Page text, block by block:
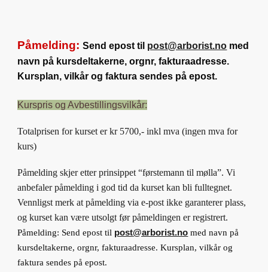
Påmelding:Send epost til post@arborist.no med
navn på kursdeltakerne, orgnr, fakturaadresse.
Kursplan, vilkår og faktura sendes på epost.
Kurspris og Avbestillingsvilkår:
Totalprisen for kurset er kr 5700,- inkl mva (ingen mva for
kurs)
Påmelding skjer etter prinsippet “førstemann til mølla”. Vi
anbefaler påmelding i god tid da kurset kan bli fulltegnet.
Vennligst merk at påmelding via e-post ikke garanterer plass,
og kurset kan være utsolgt før påmeldingen er registrert.
Påmelding: Send epost til post@arborist.no med navn på
kursdeltakerne, orgnr, fakturaadresse. Kursplan, vilkår og
faktura sendes på epost.